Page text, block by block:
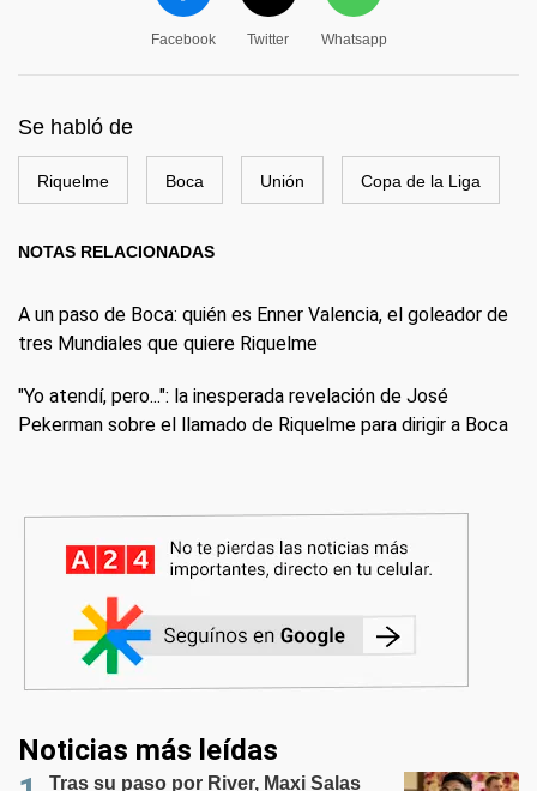
Facebook Twitter Whatsapp
Se habló de
Riquelme Boca Unión Copa de la Liga
NOTAS RELACIONADAS
A un paso de Boca: quién es Enner Valencia, el goleador de
tres Mundiales que quiere Riquelme
"Yo atendí, pero...": la inesperada revelación de José
Pekerman sobre el llamado de Riquelme para dirigir a Boca
Noticias más leídas
Tras su paso por River, Maxi Salas